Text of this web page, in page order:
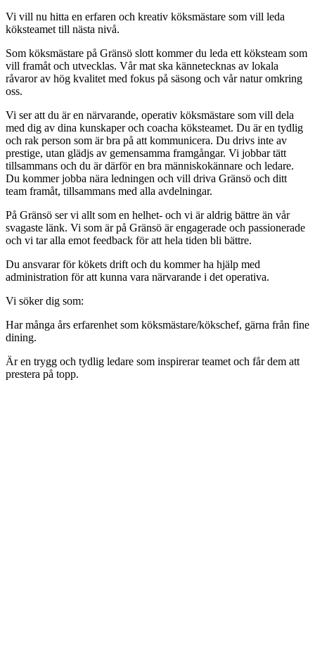
Vi vill nu hitta en erfaren och kreativ köksmästare som vill leda
köksteamet till nästa nivå.
Som köksmästare på Gränsö slott kommer du leda ett köksteam som
vill framåt och utvecklas. Vår mat ska kännetecknas av lokala
råvaror av hög kvalitet med fokus på säsong och vår natur omkring
oss.
Vi ser att du är en närvarande, operativ köksmästare som vill dela
med dig av dina kunskaper och coacha köksteamet. Du är en tydlig
och rak person som är bra på att kommunicera. Du drivs inte av
prestige, utan glädjs av gemensamma framgångar. Vi jobbar tätt
tillsammans och du är därför en bra människokännare och ledare.
Du kommer jobba nära ledningen och vill driva Gränsö och ditt
team framåt, tillsammans med alla avdelningar.
På Gränsö ser vi allt som en helhet- och vi är aldrig bättre än vår
svagaste länk. Vi som är på Gränsö är engagerade och passionerade
och vi tar alla emot feedback för att hela tiden bli bättre.
Du ansvarar för kökets drift och du kommer ha hjälp med
administration för att kunna vara närvarande i det operativa.
Vi söker dig som:
Har många års erfarenhet som köksmästare/kökschef, gärna från fine
dining.
Är en trygg och tydlig ledare som inspirerar teamet och får dem att
prestera på topp.